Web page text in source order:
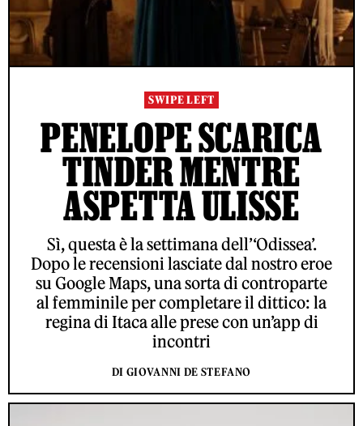
SWIPE LEFT
PENELOPE SCARICA
TINDER MENTRE
ASPETTA ULISSE
Sì, questa è la settimana dell’‘Odissea’.
Dopo le recensioni lasciate dal nostro eroe
su Google Maps, una sorta di controparte
al femminile per completare il dittico: la
regina di Itaca alle prese con un’app di
incontri
DI GIOVANNI DE STEFANO